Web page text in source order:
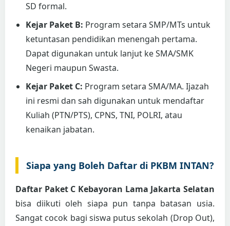
SD formal.
Kejar Paket B: Program setara SMP/MTs untuk
ketuntasan pendidikan menengah pertama.
Dapat digunakan untuk lanjut ke SMA/SMK
Negeri maupun Swasta.
Kejar Paket C: Program setara SMA/MA. Ijazah
ini resmi dan sah digunakan untuk mendaftar
Kuliah (PTN/PTS), CPNS, TNI, POLRI, atau
kenaikan jabatan.
Siapa yang Boleh Daftar di PKBM INTAN?
Daftar Paket C Kebayoran Lama Jakarta Selatan
bisa diikuti oleh siapa pun tanpa batasan usia.
Sangat cocok bagi siswa putus sekolah (Drop Out),